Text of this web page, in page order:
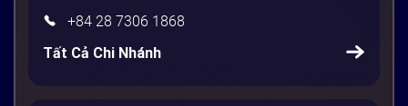
+84 28 7306 1868
Tất Cả Chi Nhánh